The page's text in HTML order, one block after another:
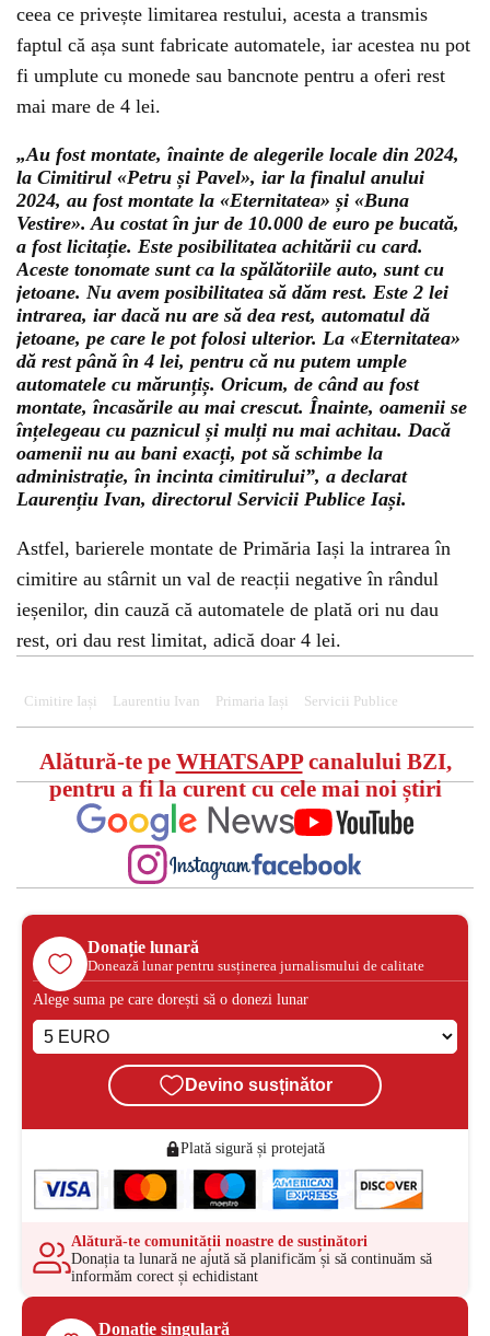
ceea ce privește limitarea restului, acesta a transmis
faptul că așa sunt fabricate automatele, iar acestea nu pot
fi umplute cu monede sau bancnote pentru a oferi rest
mai mare de 4 lei.
„Au fost montate, înainte de alegerile locale din 2024,
la Cimitirul «Petru și Pavel», iar la finalul anului
2024, au fost montate la «Eternitatea» și «Buna
Vestire». Au costat în jur de 10.000 de euro pe bucată,
a fost licitație. Este posibilitatea achitării cu card.
Aceste tonomate sunt ca la spălătoriile auto, sunt cu
jetoane. Nu avem posibilitatea să dăm rest. Este 2 lei
intrarea, iar dacă nu are să dea rest, automatul dă
jetoane, pe care le pot folosi ulterior. La «Eternitatea»
dă rest până în 4 lei, pentru că nu putem umple
automatele cu mărunțiș. Oricum, de când au fost
montate, încasările au mai crescut. Înainte, oamenii se
înțelegeau cu paznicul și mulți nu mai achitau. Dacă
oamenii nu au bani exacți, pot să schimbe la
administrație, în incinta cimitirului”, a declarat
Laurențiu Ivan, directorul Servicii Publice Iași.
Astfel, barierele montate de Primăria Iași la intrarea în
cimitire au stârnit un val de reacții negative în rândul
ieșenilor, din cauză că automatele de plată ori nu dau
rest, ori dau rest limitat, adică doar 4 lei.
Cimitire Iași Laurentiu Ivan Primaria Iași Servicii Publice
Alătură-te pe WHATSAPPcanalului BZI,
pentru a fi la curent cu cele mai noi știri
Donație lunară
Donează lunar pentru susținerea jurnalismului de calitate
Alege suma pe care dorești să o donezi lunar
Devino susținător
Plată sigură și protejată
Alătură-te comunității noastre de susținători
Donația ta lunară ne ajută să planificăm și să continuăm să
informăm corect și echidistant
Donație singulară